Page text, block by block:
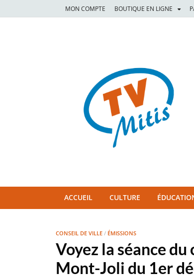
MON COMPTE BOUTIQUE EN LIGNE
TVM
ACCUEIL CULTURE
CONSEIL DE VILLE / ÉMISSIONS
Voyez la séance
Mont-Joli du 1er